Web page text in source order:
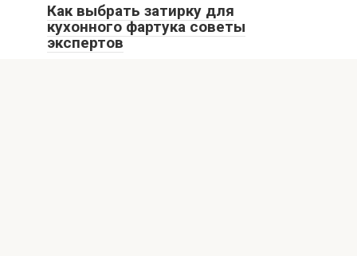
Как выбрать затирку для
кухонного фартука советы
экспертов